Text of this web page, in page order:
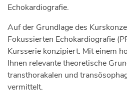
Echokardiografie.
Auf der Grundlage des
Fokussierten Echokardiografie
Kursserie konzipiert. Mit einem
Ihnen relevante theoretische
transthorakalen und
vermittelt.